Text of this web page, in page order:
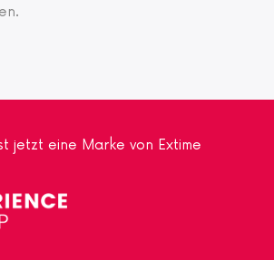
jetzt eine Marke von Extime